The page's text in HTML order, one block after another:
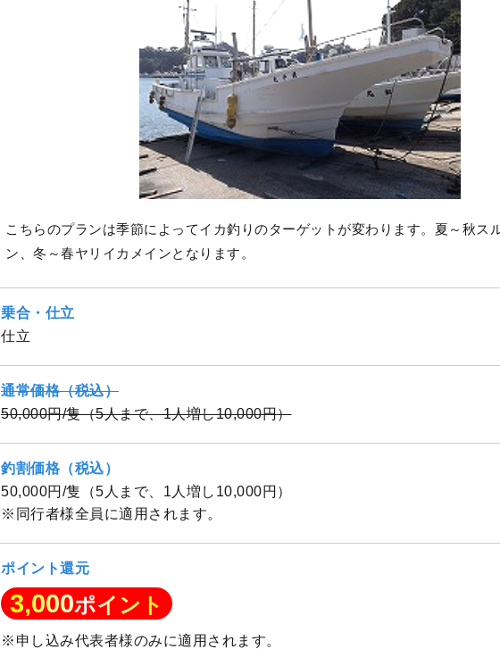
こちらのプランは季節によってイカ釣りのターゲットが変わります。夏～秋ス
ン、冬～春ヤリイカメインとなります。
乗合・仕立
仕立
通常価格（税込）
50,000円/隻（5人まで、1人増し10,000円）
釣割価格（税込）
50,000円/隻（5人まで、1人増し10,000円）
※同行者様全員に適用されます。
ポイント還元
3,000ポイント
※申し込み代表者様のみに適用されます。